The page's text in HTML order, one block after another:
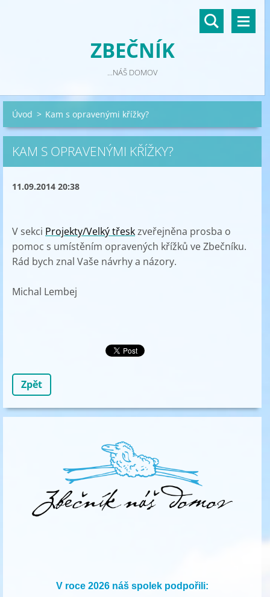
ZBEČNÍK
...NÁŠ DOMOV
Úvod > Kam s opravenými křížky?
KAM S OPRAVENÝMI KŘÍŽKY?
11.09.2014 20:38
V sekci Projekty/Velký třeskzveřejněna prosba o
pomoc s umístěním opravených křížků ve Zbečníku.
Rád bych znal Vaše návrhy a názory.
Michal Lembej
Zpět
V roce 2026 náš spolek podpořili: